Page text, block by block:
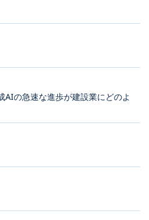
AIの急速な進歩が建設業にどのよ